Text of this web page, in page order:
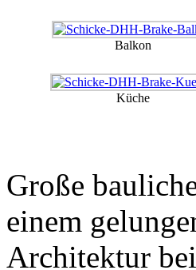
Balkon
Küche
Große
einem
Architektur